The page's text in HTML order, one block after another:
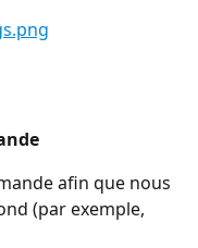
afin que nous
(par exemple,